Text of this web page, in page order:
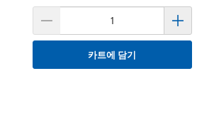
카트에 담기